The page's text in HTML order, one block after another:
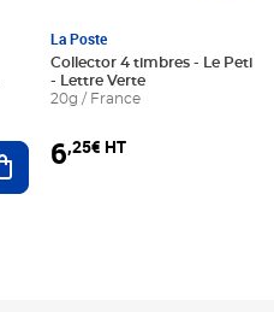
Ajouter au panier
La Poste
Collector 4 timbres - Le Petit
- Lettre Verte
20g / France
6,25€ HT